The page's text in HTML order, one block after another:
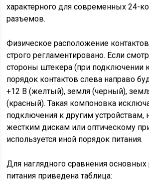
характерного для современных 24-
разъемов.
Физическое расположение
строго регламентировано. Если
стороны штекера (при подключении к
порядок контактов слева направо
+12 В (желтый), земля (черный),
(красный). Такая компоновка
подключения к другим устройствам,
жестким дискам или оптическому
используется иной порядок питания.
Для наглядного сравнения
питания приведена таблица: